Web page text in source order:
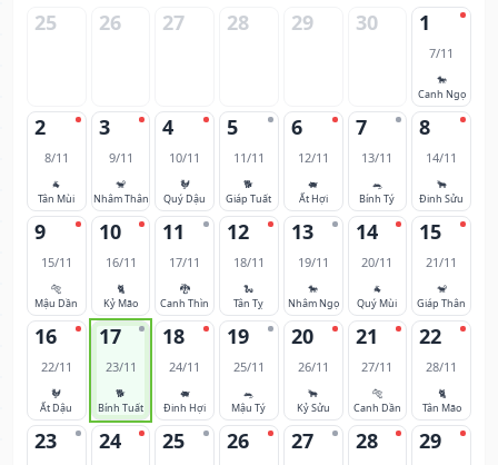
25 26 27 28 29 30 1
7/11
🐎
Canh Ngọ
2
8/11
🐐
Tân Mùi
3
9/11
🐒
Nhâm Thân
4
10/11
🐓
Quý Dậu
5
11/11
🐕
Giáp Tuất
6
12/11
🐖
Ất Hợi
7
13/11
🐀
Bính Tý
8
14/11
🐂
Đinh Sửu
9
15/11
🐅
Mậu Dần
10
16/11
🐈
Kỷ Mão
11
17/11
🐉
Canh Thìn
12
18/11
🐍
Tân Tỵ
13
19/11
🐎
Nhâm Ngọ
14
20/11
🐐
Quý Mùi
15
21/11
🐒
Giáp Thân
16
22/11
🐓
Ất Dậu
17
23/11
🐕
Bính Tuất
18
24/11
🐖
Đinh Hợi
19
25/11
🐀
Mậu Tý
20
26/11
🐂
Kỷ Sửu
21
27/11
🐅
Canh Dần
22
28/11
🐈
Tân Mão
23 24 25 26 27 28 29